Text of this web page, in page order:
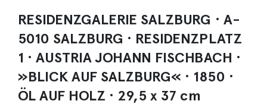
RESIDENZGALERIE SALZBURG · A-
5010 SALZBURG · RESIDENZPLATZ
1 · AUSTRIA JOHANN FISCHBACH ·
»BLICK AUF SALZBURG« · 1850 ·
ÖL AUF HOLZ · 29,5 x 37 cm